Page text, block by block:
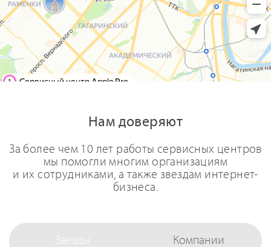
Нам доверяют
За более чем 10 лет работы сервисных центров
мы помогли многим организациям
и их сотрудниками, а также звездам интернет-
бизнеса.
Звезды Компании